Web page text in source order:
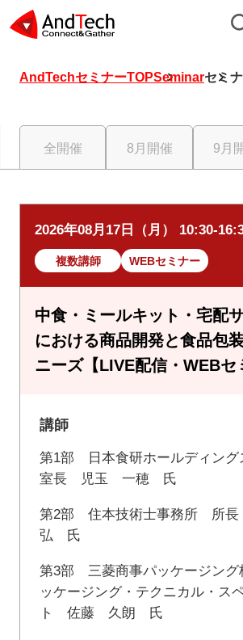
AndTechセミナーTOPSeminarセミ
全開催 8月開催 9月
2026年08月17日（月） 10:30-
複数講師 WEBセミナー
中食・ミールキット・宅配
における商品開発と食品包
ニーズ【LIVE配信・WEBセ
講師
第1部 日本食研ホールディン
室長 児玉 一穂 氏
第2部 住本技術士事務所 所
弘 氏
第3部 三菱商事パッケージン
ッケージング・テクニカル・ス
ト 佐藤 久朗 氏